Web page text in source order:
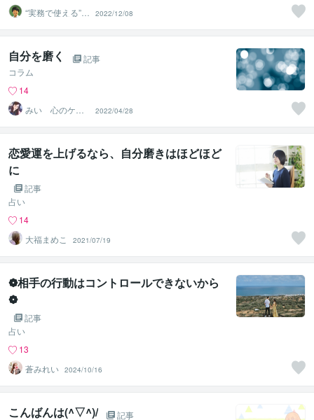
“実務で使える”改
善パートナー／
かめきち
2022/12/08
自分を磨く
記事
コラム
14
みい 心のケア
サポーター
2022/04/28
恋愛運を上げるなら、自分磨きはほどほど
に
記事
占い
14
大福まめこ
2021/07/19
❁相手の行動はコントロールできないから
❁
記事
占い
13
蒼みれい 2024/10/16
こんばんは(^▽^)/
記事